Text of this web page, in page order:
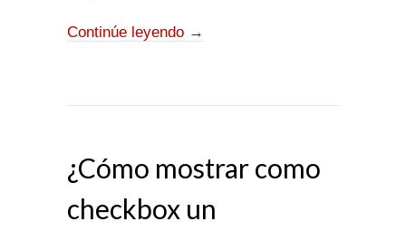
Continúe leyendo →
¿Cómo mostrar como
checkbox un